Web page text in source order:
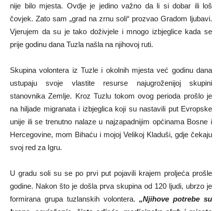
nije bilo mjesta. Ovdje je jedino važno da li si dobar ili loš
čovjek. Zato sam „grad na zrnu soli“ prozvao Gradom ljubavi.
Vjerujem da su je tako doživjele i mnogo izbjeglice kada se
prije godinu dana Tuzla našla na njihovoj ruti.
Skupina volontera iz Tuzle i okolnih mjesta već godinu dana
ustupaju svoje vlastite resurse najugroženijoj skupini
stanovnika Zemlje. Kroz Tuzlu tokom ovog perioda prošlo je
na hiljade migranata i izbjeglica koji su nastavili put Evropske
unije ili se trenutno nalaze u najzapadnijim općinama Bosne i
Hercegovine, mom Bihaću i mojoj Velikoj Kladuši, gdje čekaju
svoj red za Igru.
U gradu soli su se po prvi put pojavili krajem proljeća prošle
godine. Nakon što je došla prva skupina od 120 ljudi, ubrzo je
formirana grupa tuzlanskih volontera. „Njihove potrebe su